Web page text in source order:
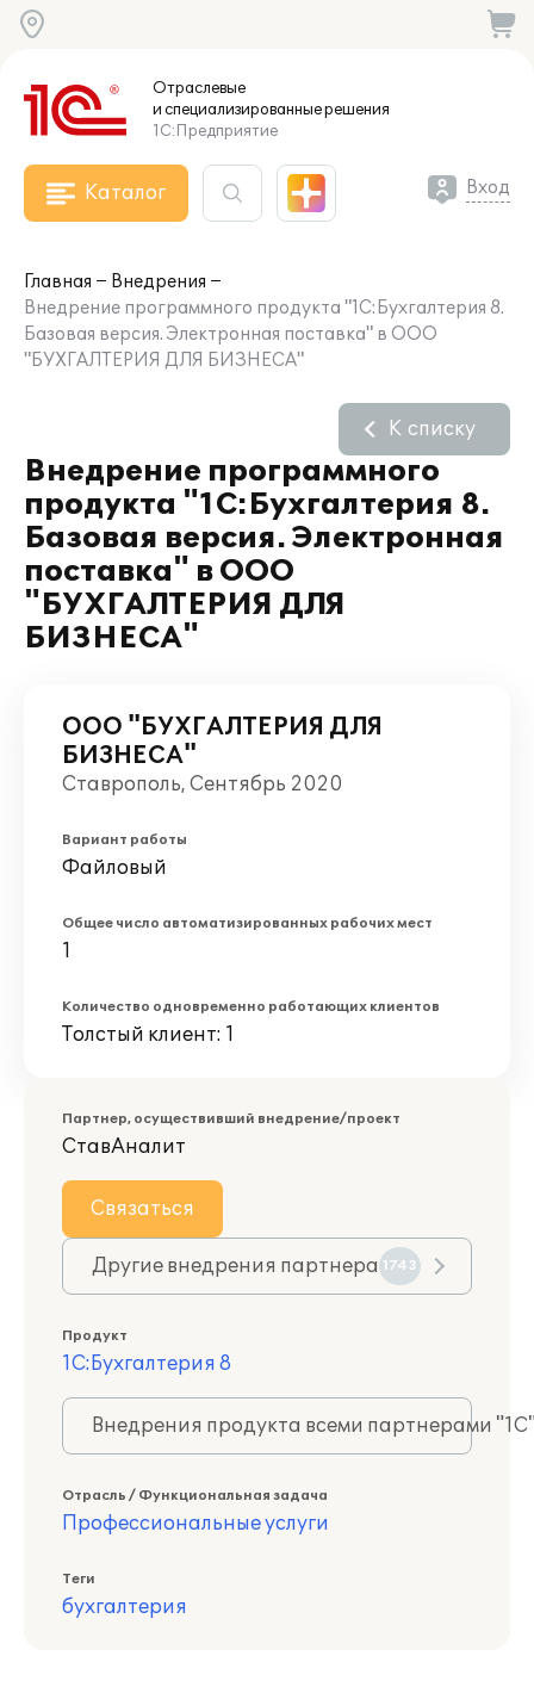
Отраслевые
и специализированныерешения
1С:Предприятие
Каталог Вход
Главная
Внедрения
Внедрение программного продукта "1С:Бухгалтерия 8.
Базовая версия. Электронная поставка" в ООО
"БУХГАЛТЕРИЯ ДЛЯ БИЗНЕСА"
Внедрение программного
продукта "1С:Бухгалтерия 8.
Базовая версия. Электронная
поставка" в ООО
"БУХГАЛТЕРИЯ ДЛЯ
БИЗНЕСА"
К списку
ООО "БУХГАЛТЕРИЯ ДЛЯ
БИЗНЕСА"
Ставрополь, Сентябрь 2020
Вариант работы
Файловый
Общее число автоматизированных рабочих мест
1
Количество одновременно работающих клиентов
Толстый клиент: 1
Партнер, осуществивший внедрение/проект
СтавАналит
Связаться
Другие внедрения партнера 1743
Продукт
1С:Бухгалтерия 8
Внедрения продукта всеми партнерами
Отрасль / Функциональная задача
Профессиональные услуги
Теги
бухгалтерия